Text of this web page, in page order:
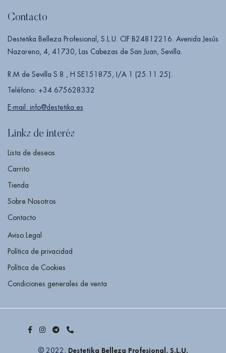
Contacto
Destetika Belleza Profesional, S.L.U. CIF B24812216. Avenida Jesús
Nazareno, 4, 41730, Las Cabezas de San Juan, Sevilla.
R.M de Sevilla S 8 , H SE151875, I/A 1 (25.11.25).
Teléfono: +34 675628332
E-mail: info@destetika.es
Links de interés
Lista de deseos
Carrito
Tienda
Sobre Nosotros
Contacto
Aviso Legal
Política de privacidad
Política de Cookies
Condiciones generales de venta
© 2022, Destetika Belleza Profesional, S.L.U.